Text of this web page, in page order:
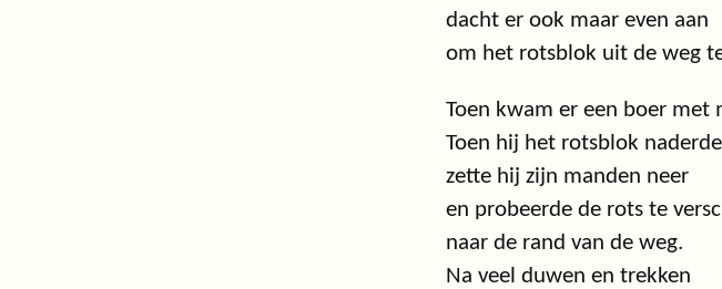
dacht er ook maar even aan
om het rotsblok uit de weg
Toen kwam er een boer met
Toen hij het rotsblok
zette hij zijn manden neer
en probeerde de rots te
naar de rand van de weg.
Na veel duwen en trekken